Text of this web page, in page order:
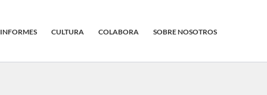
INFORMES CULTURA COLABORA SOBRE NOSOTROS